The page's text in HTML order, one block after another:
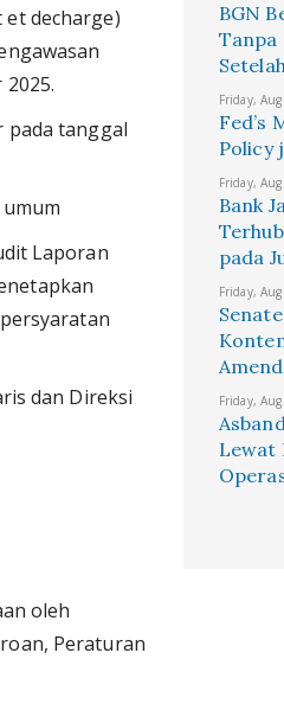
decharge)
pada tanggal
Laporan
dan Direksi
oleh
Peraturan
BGN
Tanpa
Friday,
Fed’s
Policy
Friday,
Bank
pada
Friday,
Friday,
Lewat